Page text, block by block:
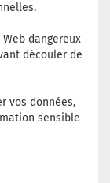
dangereux
découler de
vos données,
sensible